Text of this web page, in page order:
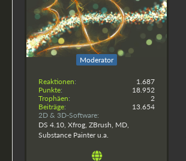
esha
Moderator
Reaktionen
1.687
Punkte
18.952
Trophäen
2
Beiträge
13.654
2D & 3D-Software
DS 4.10, Xfrog, ZBrush, MD,
Substance Painter u.a.